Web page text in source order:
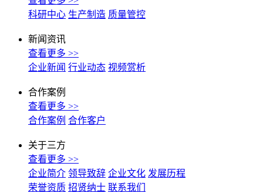
科研中心 生产制造 质量管控
新闻资讯
查看更多 >>
企业新闻 行业动态 视频赏析
合作案例
查看更多 >>
合作案例 合作客户
关于三方
查看更多 >>
企业简介 领导致辞 企业文化 发展历程
荣誉资质 招贤纳士 联系我们